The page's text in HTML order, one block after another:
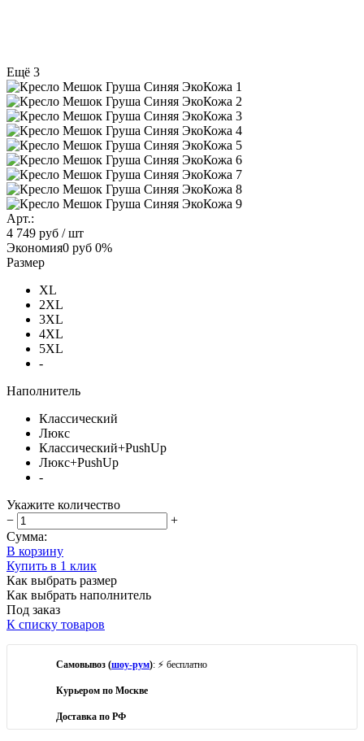
Ещё 3
Арт.:
4 749 руб / шт
Экономия0 руб 0%
Размер
XL
2XL
3XL
4XL
5XL
-
Наполнитель
Классический
Люкс
Классический+PushUp
Люкс+PushUp
-
Укажите количество
−
+
Сумма:
В корзину
Купить в 1 клик
Как выбрать размер
Как выбрать наполнитель
Под заказ
К списку товаров
Самовывоз (шоу-рум): ⚡ бесплатно
Курьером по Москве
Доставка по РФ